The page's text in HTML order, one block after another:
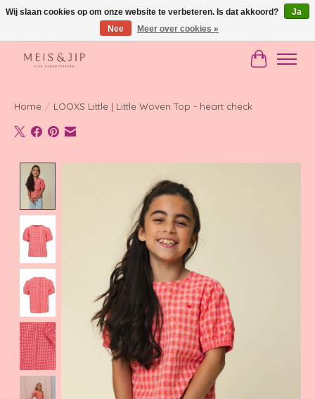
Gratis verzending in NL vanaf €150
Home / LOOXS Little | Little Woven Top - heart check
Wij slaan cookies op om onze website te verbeteren. Is dat akkoord?
Ja
Nee
Meer over cookies »